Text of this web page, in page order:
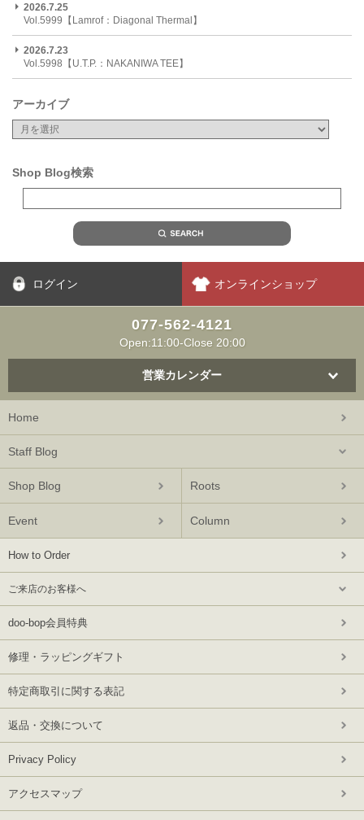
2026.7.25
Vol.5999【Lamrof：Diagonal Thermal】
2026.7.23
Vol.5998【U.T.P.：NAKANIWA TEE】
アーカイブ
Shop Blog検索
ログイン オンラインショップ
077-562-4121
Open:11:00-Close 20:00
営業カレンダー
Home
Staff Blog
Shop Blog Roots
Event Column
How to Order
ご来店のお客様へ
doo-bop会員特典
修理・ラッピングギフト
特定商取引に関する表記
返品・交換について
Privacy Policy
アクセスマップ